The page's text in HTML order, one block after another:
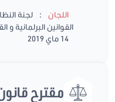
اللجان :
لجنة
القوانين البرلمانية و
14 ماي 2019
مقترح